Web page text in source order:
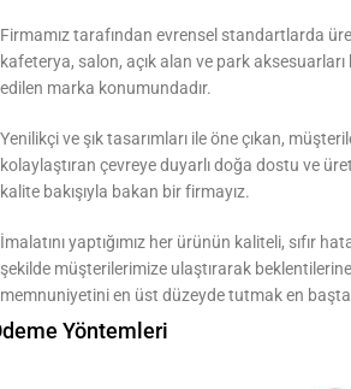
Firmamız tarafından evrensel standartlarda
kafeterya, salon, açık alan ve park
edilen marka konumundadır.
Yenilikçi ve şık tasarımları ile öne çıkan,
kolaylaştıran çevreye duyarlı doğa dostu ve
kalite bakışıyla bakan bir firmayız.
İmalatını yaptığımız her ürünün kaliteli, sıfır
şekilde müşterilerimize ulaştırarak
memnuniyetini en üst düzeyde tutmak en
Yöntemleri